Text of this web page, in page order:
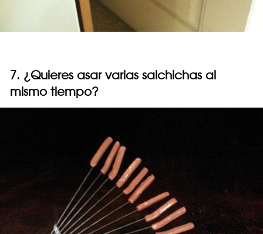
7. ¿Quieres asar varias salchichas al
mismo tiempo?